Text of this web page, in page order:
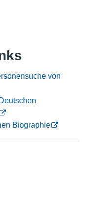
von
Biographie